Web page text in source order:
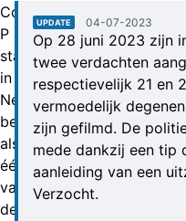
Cor
P
staat
in
Nederland
bekend
als
één
van
de
UPDATE 04-07-2023
Op 28 juni 2023 zijn
twee verdachten
respectievelijk 21 en
vermoedelijk
zijn gefilmd. De
mede dankzij een tip
aanleiding van een
Verzocht.